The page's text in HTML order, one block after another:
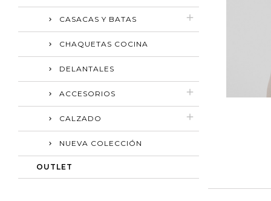
CASACAS Y BATAS
CHAQUETAS COCINA
DELANTALES
ACCESORIOS
CALZADO
NUEVA COLECCIÓN
OUTLET